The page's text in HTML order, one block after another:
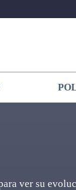
ver su